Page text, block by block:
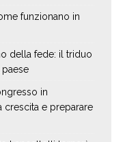
funzionano in
della fede: il triduo
in
crescita e preparare